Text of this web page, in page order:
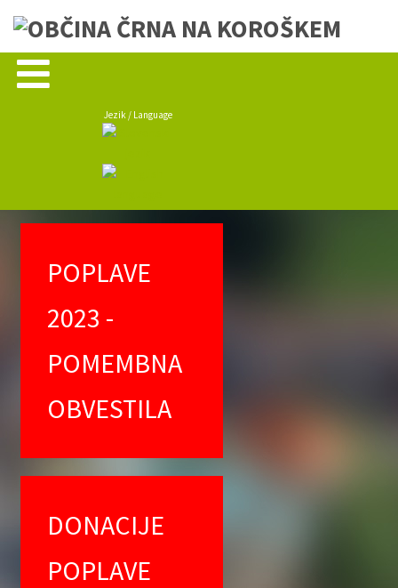
Jezik / Language
POPLAVE
2023 -
POMEMBNA
OBVESTILA
DONACIJE
POPLAVE